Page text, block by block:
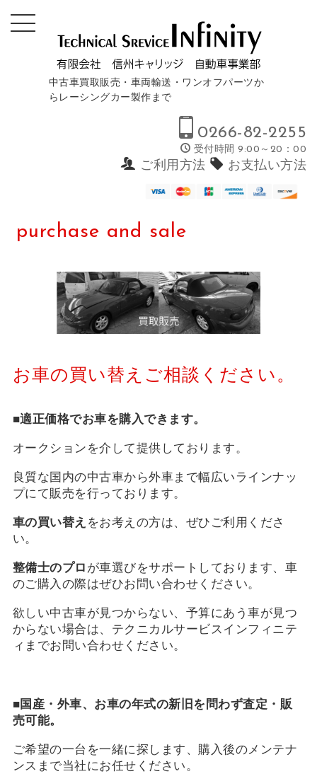
中古車買取販売・車両輸送・ワンオフパーツか
らレーシングカー製作まで
0266-82-2255
受付時間 9:00～20：00
ご利用方法 お支払い方法
purchase and sale
お車の買い替えご相談ください。
■適正価格でお車を購入できます。
オークションを介して提供しております。
良質な国内の中古車から外車まで幅広いラインナッ
プにて販売を行っております。
車の買い替え をお考えの方は、ぜひご利用くださ
い。
整備士のプロ が車選びをサポートしております、車
のご購入の際はぜひお問い合わせください。
欲しい中古車が見つからない、予算にあう車が見つ
からない場合は、テクニカルサービスインフィニテ
ィまでお問い合わせください。
■国産・外車、お車の年式の新旧を問わず査定・販
売可能。
ご希望の一台を一緒に探します、購入後のメンテナ
ンスまで当社にお任せください。